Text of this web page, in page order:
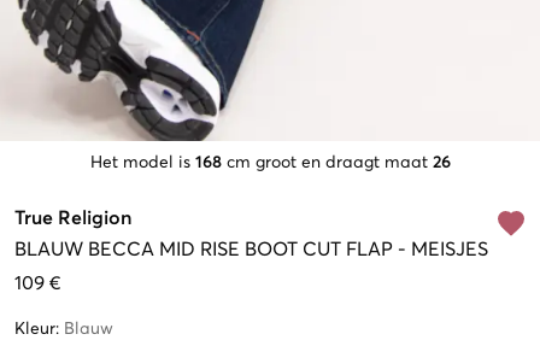
Het model is 168 cm groot en draagt maat 26
True Religion
BLAUW BECCA MID RISE BOOT CUT FLAP - MEISJES
109 €
Kleur: Blauw